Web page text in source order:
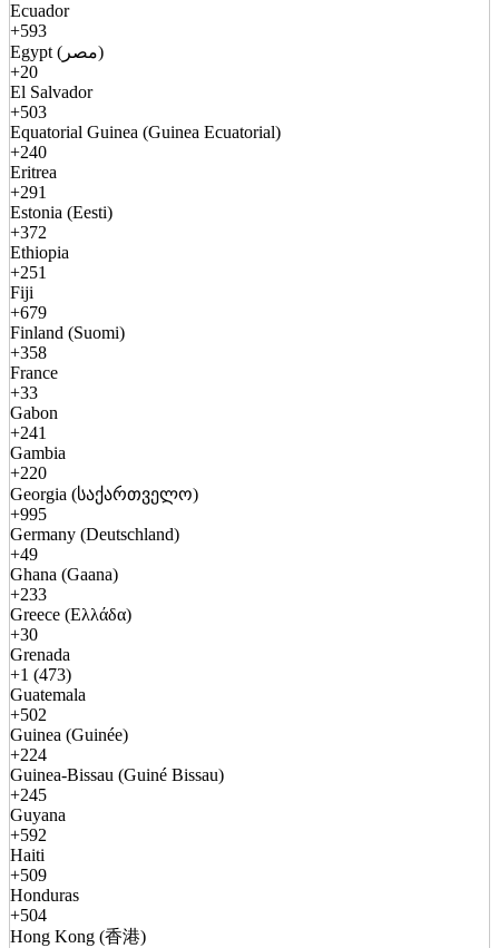
Ecuador
+593
Egypt (مصر)
+20
El Salvador
+503
Equatorial Guinea (Guinea Ecuatorial)
+240
Eritrea
+291
Estonia (Eesti)
+372
Ethiopia
+251
Fiji
+679
Finland (Suomi)
+358
France
+33
Gabon
+241
Gambia
+220
Georgia (საქართველო)
+995
Germany (Deutschland)
+49
Ghana (Gaana)
+233
Greece (Ελλάδα)
+30
Grenada
+1 (473)
Guatemala
+502
Guinea (Guinée)
+224
Guinea-Bissau (Guiné Bissau)
+245
Guyana
+592
Haiti
+509
Honduras
+504
Hong Kong (香港)